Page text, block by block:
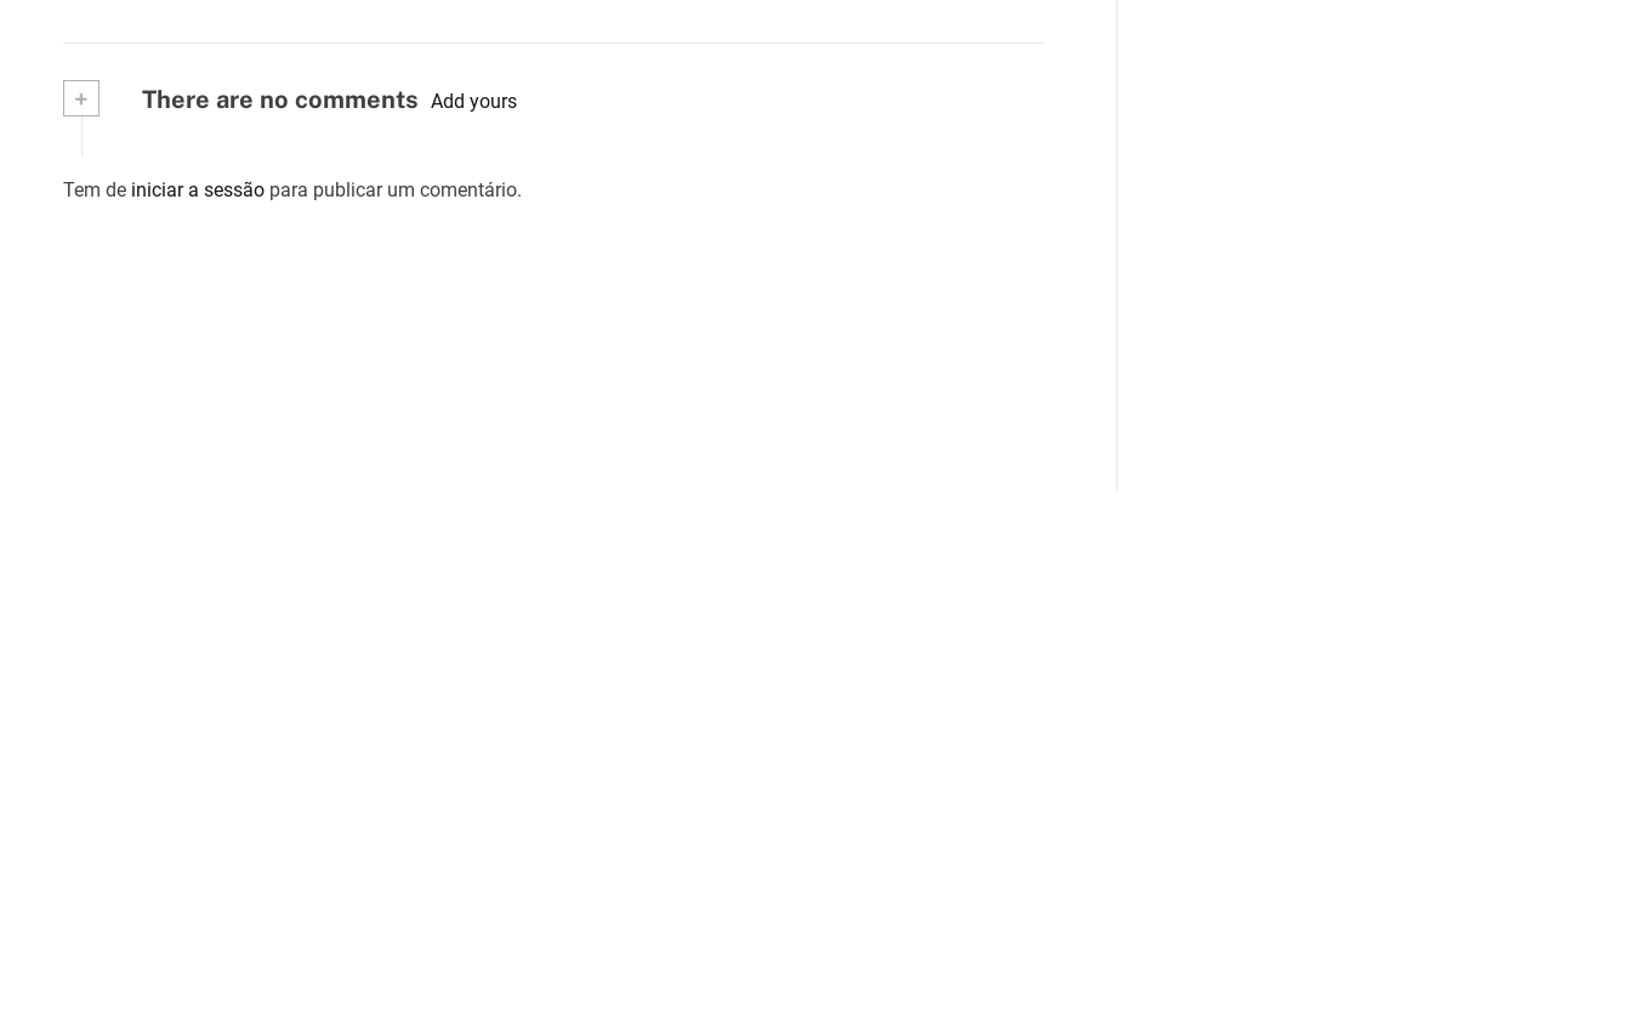
r
t
+ There are no comments Add yours
Tem de iniciar a sessão para publicar um comentário.